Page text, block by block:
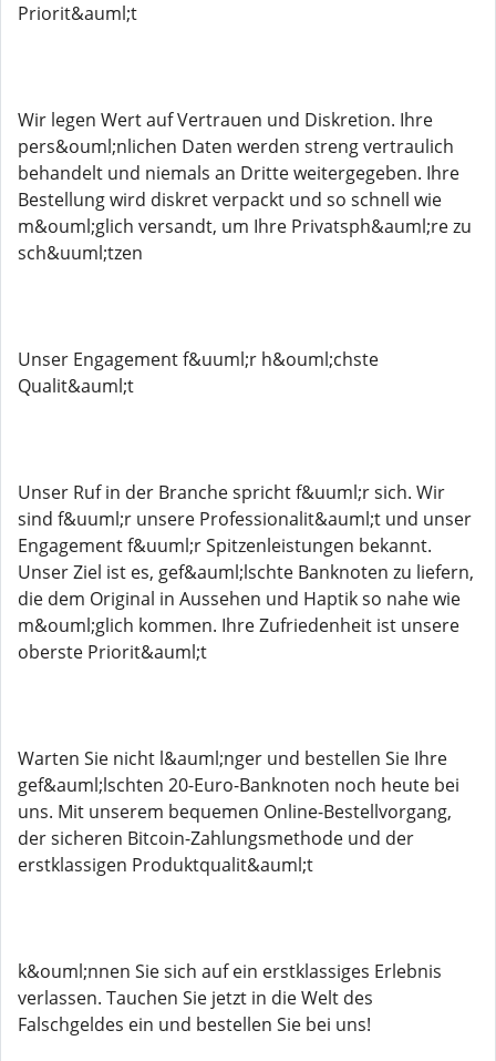
Priorit&auml;t
Wir legen Wert auf Vertrauen und Diskretion. Ihre
pers&ouml;nlichen Daten werden streng vertraulich
behandelt und niemals an Dritte weitergegeben. Ihre
Bestellung wird diskret verpackt und so schnell wie
m&ouml;glich versandt, um Ihre Privatsph&auml;re zu
sch&uuml;tzen
Unser Engagement f&uuml;r h&ouml;chste
Qualit&auml;t
Unser Ruf in der Branche spricht f&uuml;r sich. Wir
sind f&uuml;r unsere Professionalit&auml;t und unser
Engagement f&uuml;r Spitzenleistungen bekannt.
Unser Ziel ist es, gef&auml;lschte Banknoten zu liefern,
die dem Original in Aussehen und Haptik so nahe wie
m&ouml;glich kommen. Ihre Zufriedenheit ist unsere
oberste Priorit&auml;t
Warten Sie nicht l&auml;nger und bestellen Sie Ihre
gef&auml;lschten 20-Euro-Banknoten noch heute bei
uns. Mit unserem bequemen Online-Bestellvorgang,
der sicheren Bitcoin-Zahlungsmethode und der
erstklassigen Produktqualit&auml;t
k&ouml;nnen Sie sich auf ein erstklassiges Erlebnis
verlassen. Tauchen Sie jetzt in die Welt des
Falschgeldes ein und bestellen Sie bei uns!